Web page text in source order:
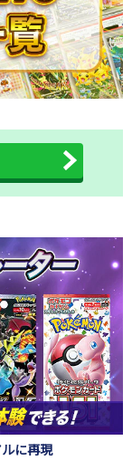
に再現